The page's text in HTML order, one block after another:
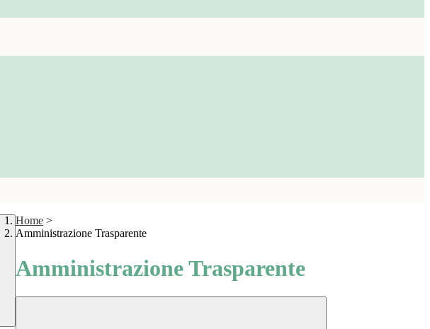
Home >
Amministrazione Trasparente
Amministrazione Trasparente